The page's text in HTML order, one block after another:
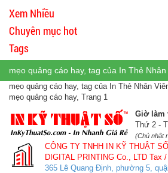
Xem Nhiều
Chuyên mục hot
Tags
mẹo quảng cáo hay, tag của In Thẻ Nhân
mẹo quảng cáo hay, tag của In Thẻ Nhân
mẹo quảng cáo hay, Trang 1
Giờ làm
Thứ 2 -
(Chủ nhật
CÔNG TY TNHH IN KỸ THUẬT SỐ
DIGITAL PRINTING Co., LTD Tax
365 Lê Quang Định, phường 5,